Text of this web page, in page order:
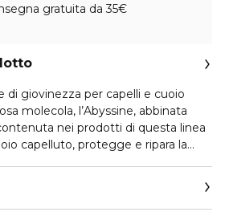
gratuita da 35€
di giovinezza per capelli e cuoio
molecola, l’Abyssine, abbinata
nei prodotti di questa linea
capelluto, protegge e ripara la
dal tempo.